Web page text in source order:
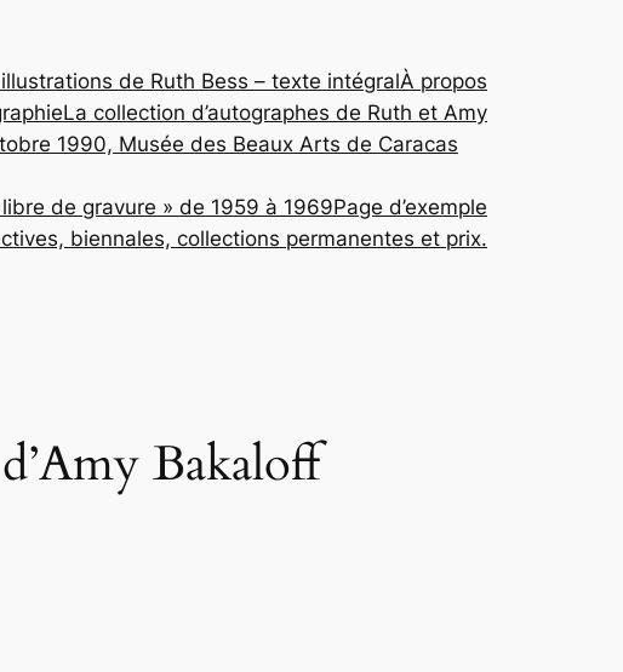
de Ruth Bess – texte intégralÀ propos
La collection d’autographes de Ruth et Amy
1990, Musée des Beaux Arts de Caracas
de gravure » de 1959 à 1969Page d’exemple
biennales, collections permanentes et prix.
Bakaloff